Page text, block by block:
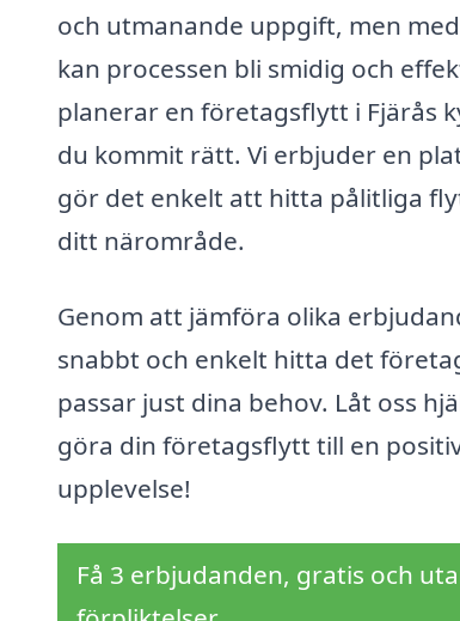
och utmanande uppgift, men
kan processen bli smidig och
planerar en företagsflytt i Fjärås
du kommit rätt. Vi erbjuder en
gör det enkelt att hitta pålitliga
ditt närområde.
Genom att jämföra olika
snabbt och enkelt hitta det
passar just dina behov. Låt oss
göra din företagsflytt till en
upplevelse!
Få 3 erbjudanden, gratis och